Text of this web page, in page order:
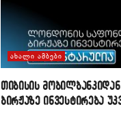
ᲐᲮᲐᲚᲘ ᲐᲛᲑᲔᲑᲘ
თიბისის
ბირჟაზე ინვესტირება